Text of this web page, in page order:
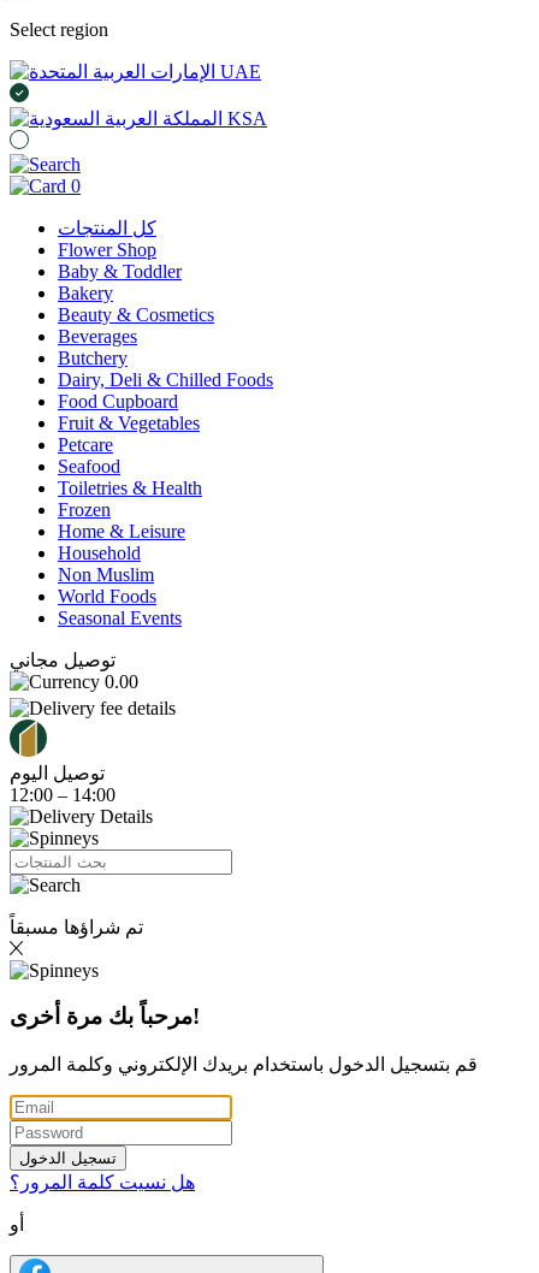
Select region
UAE
KSA
0
كل المنتجات
Flower Shop
Baby & Toddler
Bakery
Beauty & Cosmetics
Beverages
Butchery
Dairy, Deli & Chilled Foods
Food Cupboard
Fruit & Vegetables
Petcare
Seafood
Toiletries & Health
Frozen
Home & Leisure
Household
Non Muslim
World Foods
Seasonal Events
توصيل مجاني
0.00
توصيل اليوم
12:00 – 14:00
تم شراؤها مسبقاً
مرحباً بك مرة أخرى!
قم بتسجيل الدخول باستخدام بريدك الإلكتروني وكلمة المرور
تسجيل الدخول
هل نسيت كلمة المرور؟
أو